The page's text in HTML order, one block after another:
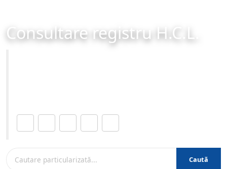
Consultare registru H.C.L.
Caută